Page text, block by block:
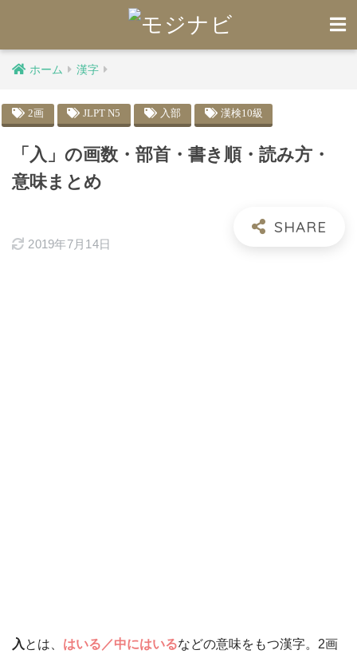
ホーム 漢字
2画 JLPT N5 入部 漢検10級
「入」の画数・部首・書き順・読み方・
意味まとめ
2019年7月14日
入 とは、 はいる／中にはいるなどの意味をもつ漢字。2画